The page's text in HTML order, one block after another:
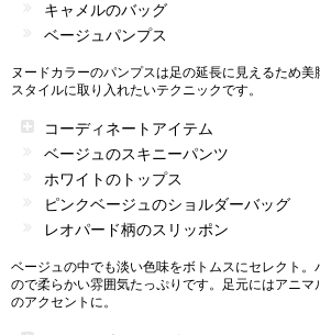
キャメルのバッグ
ベージュパンプス
ヌードカラーのパンプスは足の延長に見えるため
スタイルに取り入れたいテクニックです。
コーディネートアイテム
ベージュのスキニーパンツ
ホワイトのトップス
ピンクベージュのショルダーバッグ
レオパード柄のスリッポン
ベージュの中でも淡い色味をボトムスにセレクト。
ので柔らかい雰囲気たっぷりです。足元にはアニマ
のアクセントに。